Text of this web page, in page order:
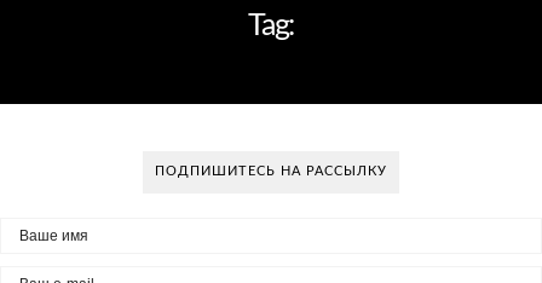
Tag:
ПОДПИШИТЕСЬ НА РАССЫЛКУ